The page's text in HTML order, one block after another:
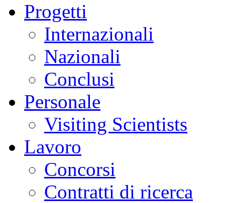
Progetti
Internazionali
Nazionali
Conclusi
Personale
Visiting Scientists
Lavoro
Concorsi
Contratti di ricerca